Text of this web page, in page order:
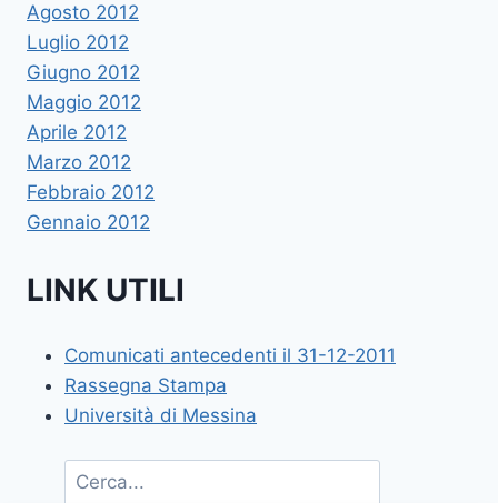
Agosto 2012
Luglio 2012
Giugno 2012
Maggio 2012
Aprile 2012
Marzo 2012
Febbraio 2012
Gennaio 2012
LINK UTILI
Comunicati antecedenti il 31-12-2011
Rassegna Stampa
Università di Messina